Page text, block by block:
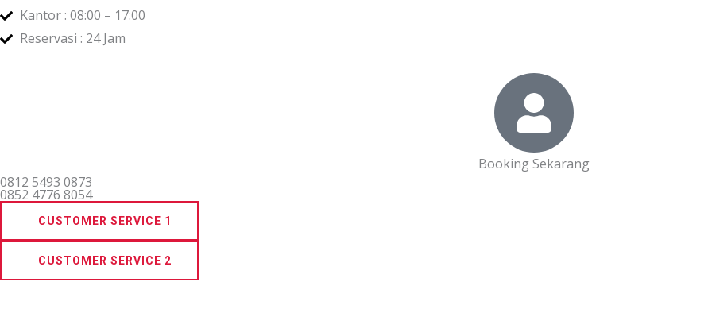
Kantor : 08:00 – 17:00
Reservasi : 24 Jam
Booking Sekarang
0812 5493 0873
0852 4776 8054
CUSTOMER SERVICE 1
CUSTOMER SERVICE 2